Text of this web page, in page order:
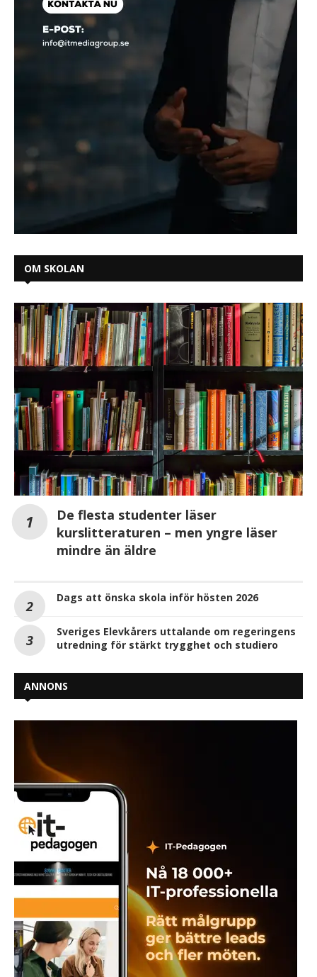
OM SKOLAN
De flesta studenter läser
kurslitteraturen – men yngre läser
mindre än äldre
Dags att önska skola inför hösten 2026
Sveriges Elevkårers uttalande om regeringens
utredning för stärkt trygghet och studiero
ANNONS